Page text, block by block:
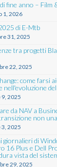
di fine anno – Film
1, 2026
di E-Mtb
31, 2025
tra progetti
22, 2025
come farsi
nell'evoluzione
2025
da NAV a
non
2025
giornalieri di
16 Plus e Dell
vista del
29, 2025